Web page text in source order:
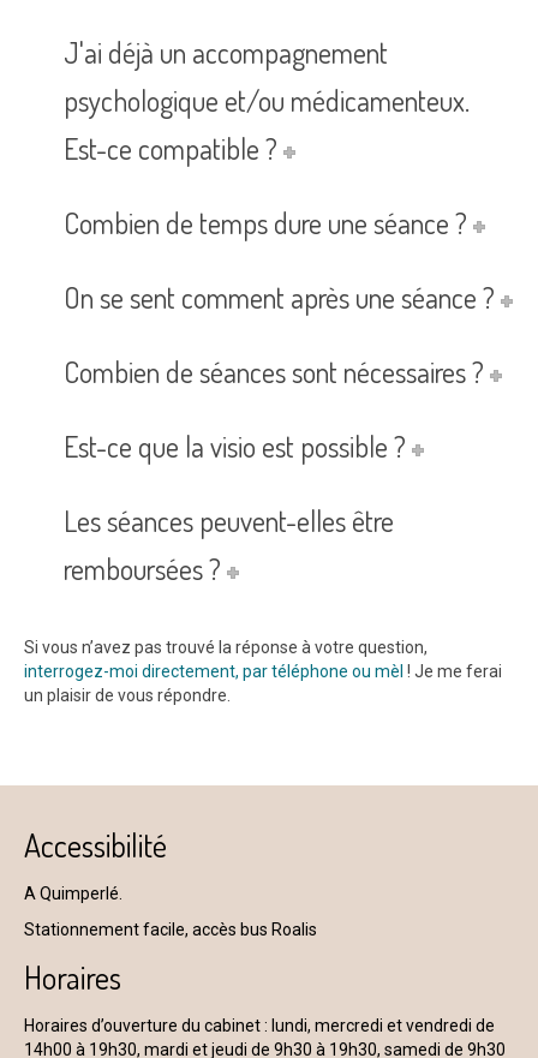
J'ai déjà un accompagnement
psychologique et/ou médicamenteux.
Est-ce compatible ?
Combien de temps dure une séance ?
On se sent comment après une séance ?
Combien de séances sont nécessaires ?
Est-ce que la visio est possible ?
Les séances peuvent-elles être
remboursées ?
Si vous n’avez pas trouvé la réponse à votre question,
interrogez-moi directement, par téléphone ou mèl ! Je me ferai
un plaisir de vous répondre.
Accessibilité
A Quimperlé.
Stationnement facile, accès bus Roalis
Horaires
Horaires d’ouverture du cabinet : lundi, mercredi et vendredi de
14h00 à 19h30, mardi et jeudi de 9h30 à 19h30, samedi de 9h30